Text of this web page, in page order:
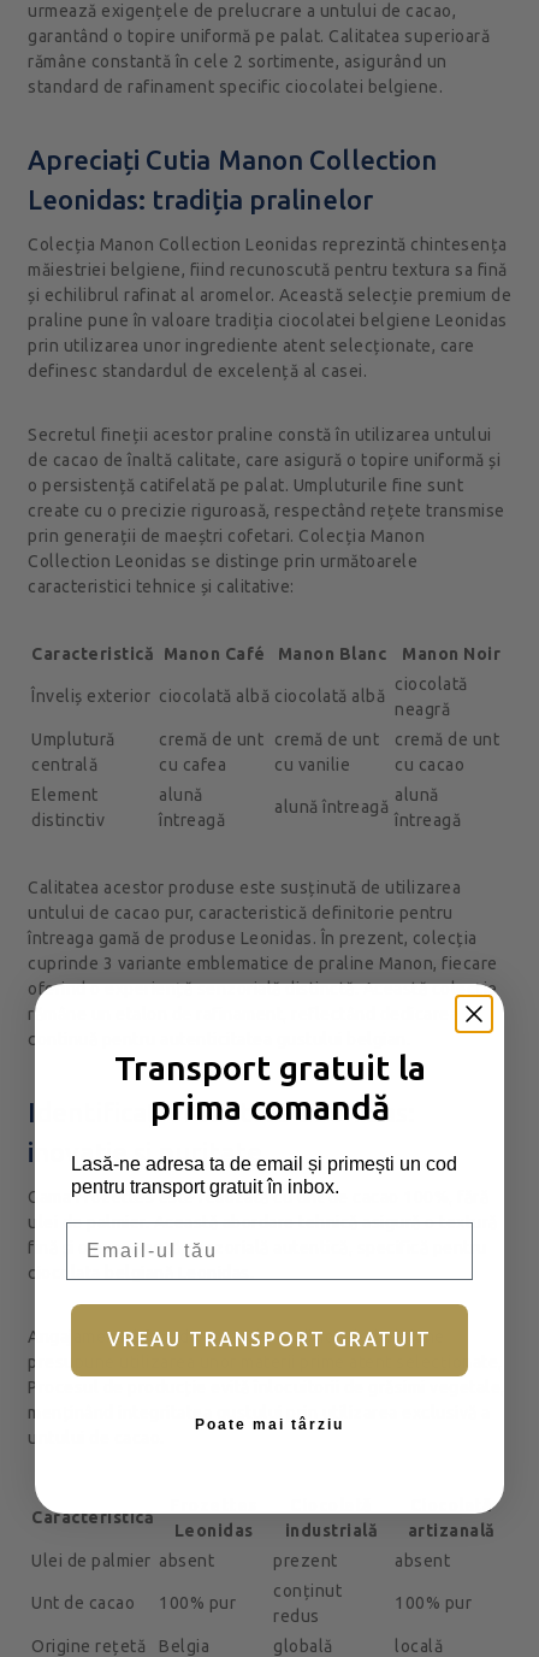
urmează exigențele de prelucrare a untului de cacao,
garantând o topire uniformă pe palat. Calitatea superioară
rămâne constantă în cele 2 sortimente, asigurând un
standard de rafinament specific ciocolatei belgiene.
Apreciați Cutia Manon Collection
Leonidas: tradiția pralinelor
Colecția Manon Collection Leonidas reprezintă chintesența
măiestriei belgiene, fiind recunoscută pentru textura sa fină
și echilibrul rafinat al aromelor. Această selecție premium de
praline pune în valoare tradiția ciocolatei belgiene Leonidas
prin utilizarea unor ingrediente atent selecționate, care
definesc standardul de excelență al casei.
Secretul fineții acestor praline constă în utilizarea untului
de cacao de înaltă calitate, care asigură o topire uniformă și
o persistență catifelată pe palat. Umpluturile fine sunt
create cu o precizie riguroasă, respectând rețete transmise
prin generații de maeștri cofetari. Colecția Manon
Collection Leonidas se distinge prin următoarele
caracteristici tehnice și calitative:
Caracteristică Manon Café Manon Blanc Manon Noir
Înveliș exterior ciocolată albă ciocolată albă
ciocolată
neagră
Umplutură
centrală
cremă de unt
cu cafea
cremă de unt
cu vanilie
cremă de unt
cu cacao
Element
distinctiv
alună
întreagă
alună întreagă
alună
întreagă
Calitatea acestor produse este susținută de utilizarea
untului de cacao pur, caracteristică definitorie pentru
întreaga gamă de produse Leonidas. În prezent, colecția
cuprinde 3 variante emblematice de praline Manon, fiecare
oferind o experiență senzorială distinctă. Această colecție
rămâne un etalon de rafinament, reflectând dedicarea
continuă pentru autenticitatea gustului belgian.
Identificați Frozettes Leonidas:
inovație și puritate
Gama Frozettes este realizată cu unt de cacao 100%, fără
ulei de palmier. Această abordare tehnică asigură o textură
fină și o experiență senzorială autentică, specifică pentru
ciocolata belgiană Leonidas.
Angajamentul față de rețetele tradiționale belgiene
presupune utilizarea unor materii prime atent selecționate,
Procesul de producție evită înlocuitorii de grăsimi vegetale,
menținând integritatea gustului prin utilizarea exclusivă a
untului de cacao.
Caracteristică
Leonidas
industrială
Ciocolată
artizanală
Ulei de palmier absent prezent absent
Unt de cacao 100% pur
conținut
redus
100% pur
Origine rețetă Belgia globală locală
Transport gratuit la
prima comandă
Lasă-ne adresa ta de email și primești un cod
pentru transport gratuit în inbox.
VREAU TRANSPORT GRATUIT
Poate mai târziu